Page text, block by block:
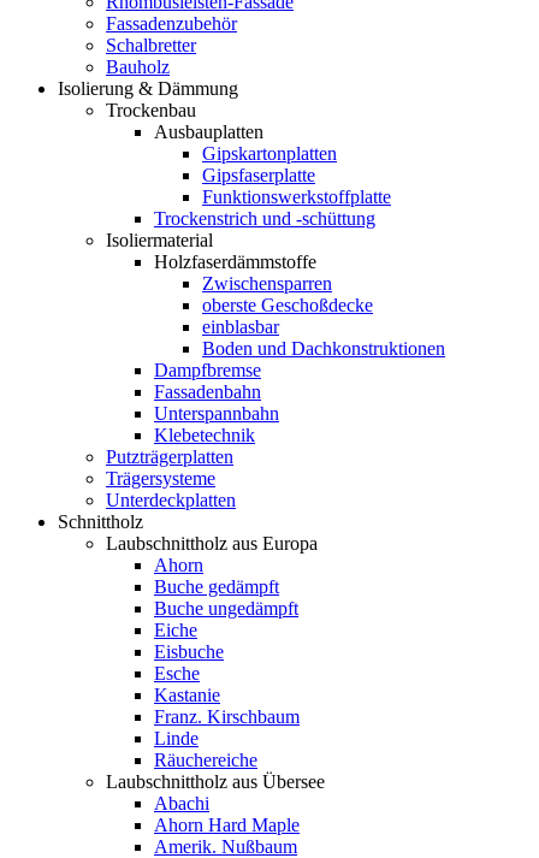
Fassadenzubehör
Schalbretter
Bauholz
Isolierung & Dämmung
Trockenbau
Ausbauplatten
Gipskartonplatten
Gipsfaserplatte
Funktionswerkstoffplatte
Trockenstrich und -schüttung
Isoliermaterial
Holzfaserdämmstoffe
Zwischensparren
oberste Geschoßdecke
einblasbar
Boden und Dachkonstruktionen
Dampfbremse
Fassadenbahn
Unterspannbahn
Klebetechnik
Putzträgerplatten
Trägersysteme
Unterdeckplatten
Schnittholz
Laubschnittholz aus Europa
Ahorn
Buche gedämpft
Buche ungedämpft
Eiche
Eisbuche
Esche
Kastanie
Franz. Kirschbaum
Linde
Räuchereiche
Laubschnittholz aus Übersee
Abachi
Ahorn Hard Maple
Amerik. Nußbaum